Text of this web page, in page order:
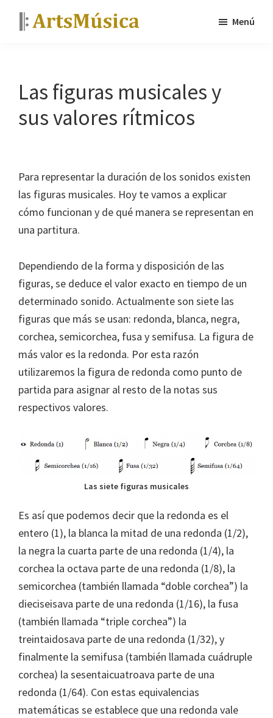
Saltar
Saltar
principal
tutoriales
gratis
Menú
Las figuras musicales y
sus valores rítmicos
Para representar la duración de los sonidos existen
las figuras musicales. Hoy te vamos a explicar
cómo funcionan y de qué manera se representan en
una partitura.
Dependiendo de la forma y disposición de las
figuras, se deduce el valor exacto en tiempo de un
determinado sonido. Actualmente son siete las
figuras que más se usan: redonda, blanca, negra,
corchea, semicorchea, fusa y semifusa. La figura de
más valor es la redonda. Por esta razón
utilizaremos la figura de redonda como punto de
partida para asignar al resto de la notas sus
respectivos valores.
Las siete figuras musicales
Es así que podemos decir que la redonda es el
entero (1), la blanca la mitad de una redonda (1/2),
la negra la cuarta parte de una redonda (1/4), la
corchea la octava parte de una redonda (1/8), la
semicorchea (también llamada “doble corchea”) la
dieciseisava parte de una redonda (1/16), la fusa
(también llamada “triple corchea”) la
treintaidosava parte de una redonda (1/32), y
finalmente la semifusa (también llamada cuádruple
corchea) la sesentaicuatroava parte de una
redonda (1/64). Con estas equivalencias
matemáticas se establece que una redonda vale